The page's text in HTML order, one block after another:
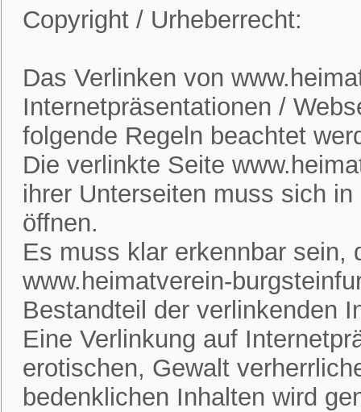
Copyright / Urheberrecht:
Das Verlinken von
Internetpräsentationen /
folgende Regeln beachtet
Die verlinkte Seite
ihrer Unterseiten muss sich
öffnen.
Es muss klar erkennbar sein,
www.heimatverein-
Bestandteil der verlinkenden
Eine Verlinkung auf
erotischen, Gewalt
bedenklichen Inhalten wird